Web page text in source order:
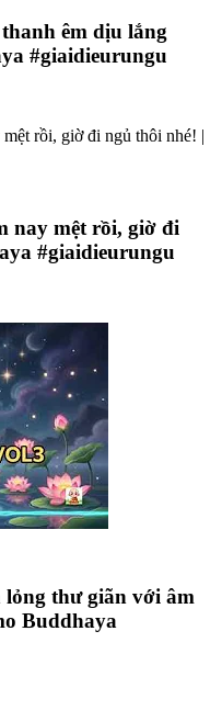
êm dịu lắng
#giaidieurungu
nay mệt rồi, giờ đi
#giaidieurungu
thư giãn với âm
Buddhaya